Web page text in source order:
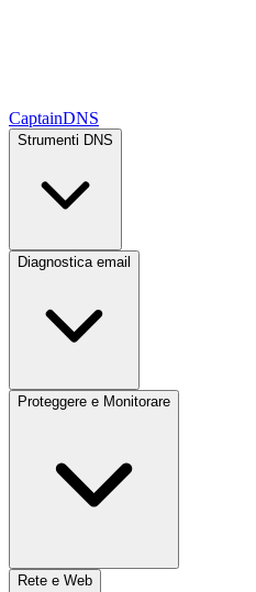
CaptainDNS
Strumenti DNS
Diagnostica email
Proteggere e Monitorare
Rete e Web